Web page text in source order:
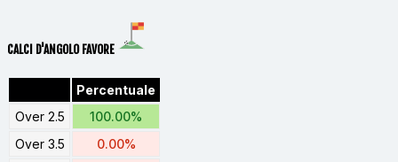
CALCI D'ANGOLO FAVORE
Percentuale
Over 2.5
100.00%
Over 3.5
0.00%